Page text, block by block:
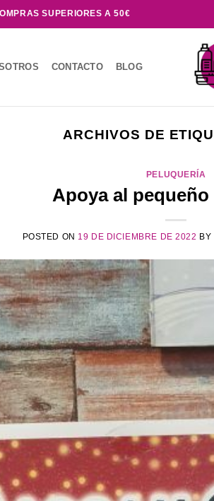
SUPERIORES A 50€
CONTACTO BLOG
ARCHIVOS DE
PELUQUERÍA
Apoya al
POSTED ON 19 DE DICIEMBRE DE 2022 BY